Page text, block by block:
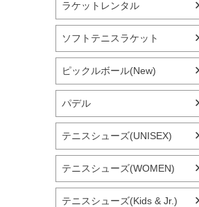
ラケットレンタル
ソフトテニスラケット
ピックルボール(New)
パデル
テニスシューズ(UNISEX)
テニスシューズ(WOMEN)
テニスシューズ(Kids & Jr.)